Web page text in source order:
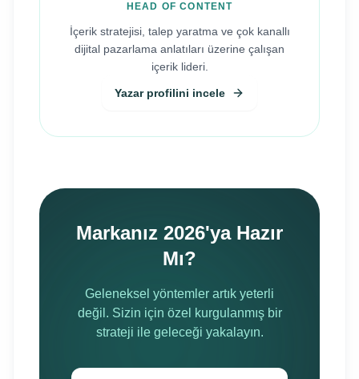
HEAD OF CONTENT
İçerik stratejisi, talep yaratma ve çok kanallı
dijital pazarlama anlatıları üzerine çalışan
içerik lideri.
Yazar profilini incele
Markanız 2026'ya Hazır
Mı?
Geleneksel yöntemler artık yeterli
değil. Sizin için özel kurgulanmış bir
strateji ile geleceği yakalayın.